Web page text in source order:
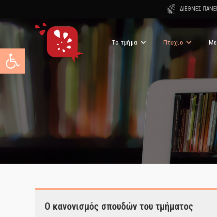
Ανοίξτε τη γραμμή εργαλείων
content
ΔΙΕΘΝΕΣ
Το τμήμα Πτυχίο
Ο κανονισμός σπουδών του τμήματος